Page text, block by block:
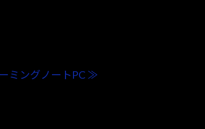
ミングノートPC ≫